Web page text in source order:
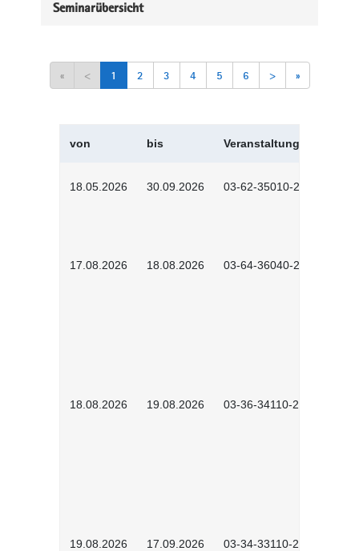
Seminarübersicht
« < 1 2 3 4 5 6 > »
von bis Veranstaltungskürzel
18.05.2026 30.09.2026 03-62-35010-2502
17.08.2026 18.08.2026 03-64-36040-2601
18.08.2026 19.08.2026 03-36-34110-2601
19.08.2026 17.09.2026 03-34-33110-2605